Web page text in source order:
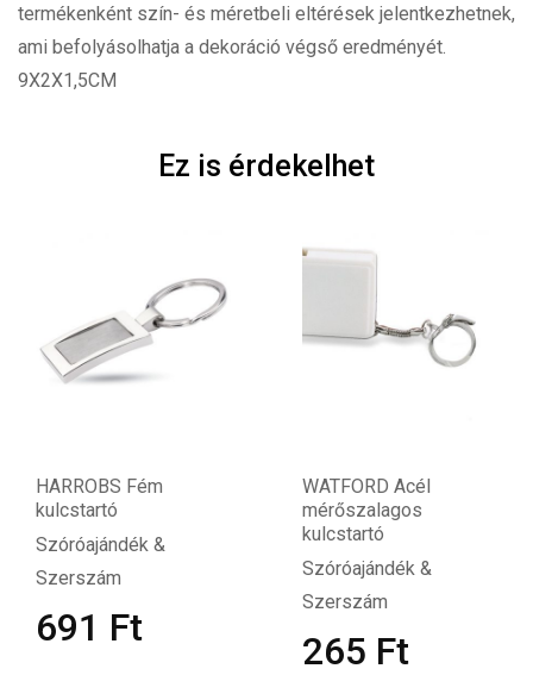
termékenként szín- és méretbeli eltérések jelentkezhetnek,
ami befolyásolhatja a dekoráció végső eredményét.
9X2X1,5CM
Ez is érdekelhet
HARROBS Fém
kulcstartó
Szóróajándék &
Szerszám
691 Ft
WATFORD Acél
mérőszalagos
kulcstartó
Szóróajándék &
Szerszám
265 Ft